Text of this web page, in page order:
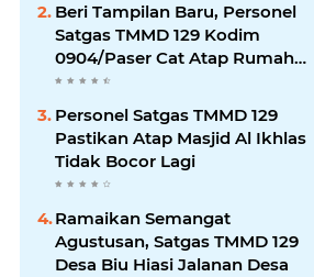
Beri Tampilan Baru, Personel
Satgas TMMD 129 Kodim
0904/Paser Cat Atap Rumah
Marbot
Personel Satgas TMMD 129
Pastikan Atap Masjid Al Ikhlas
Tidak Bocor Lagi
Ramaikan Semangat
Agustusan, Satgas TMMD 129
Desa Biu Hiasi Jalanan Desa